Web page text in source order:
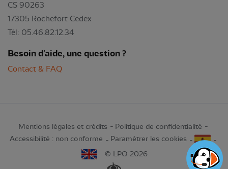
CS 90263
17305 Rochefort Cedex
Tél: 05.46.82.12.34
Besoin d'aide, une question ?
Contact & FAQ
Mentions légales et crédits
Politique de confidentialité
Accessibilité : non conforme
Paramétrer les cookies
© LPO 2026